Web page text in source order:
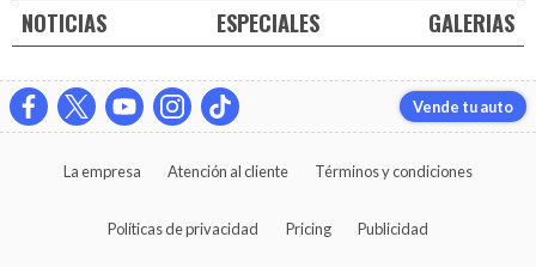
NOTICIAS ESPECIALES GALERIAS
Vende tu auto
La empresa Atención al cliente Términos y condiciones
Políticas de privacidad Pricing Publicidad